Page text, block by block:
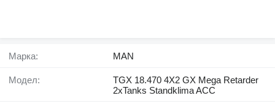
Марка: MAN
Модел:
TGX 18.470 4X2 GX Mega Retarder
2xTanks Standklima ACC